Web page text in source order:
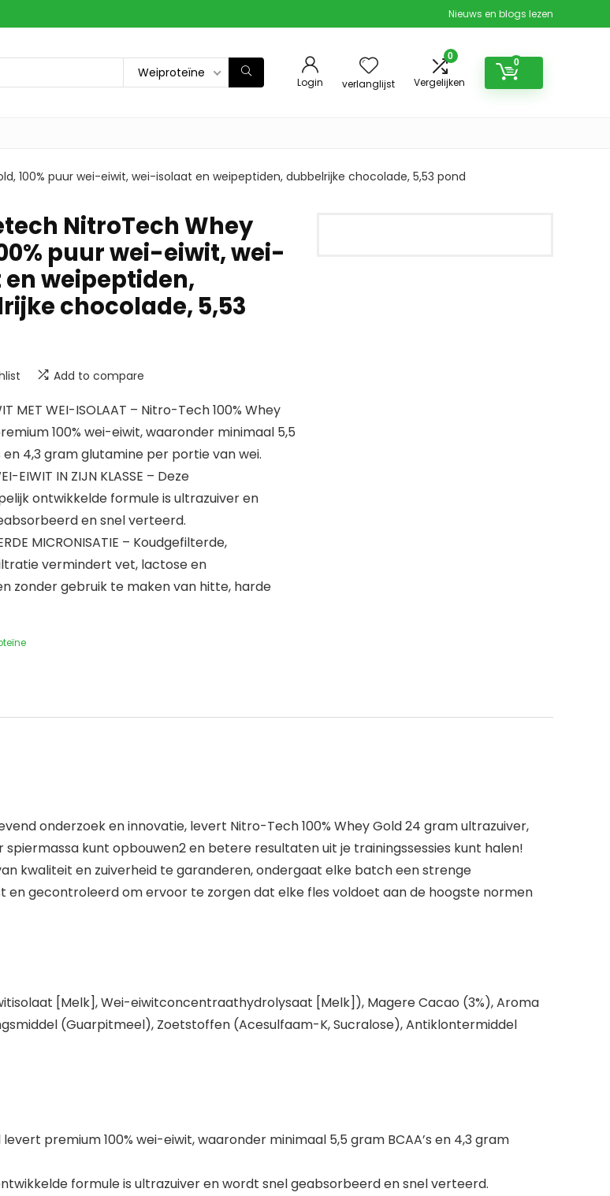
Nieuws en blogs lezen
Weiproteïne
Login verlanglijst
0
Vergelijken
0
100% puur wei-eiwit, wei-isolaat en weipeptiden, dubbelrijke chocolade, 5,53 pond
NitroTech Whey
puur wei-eiwit, wei-
weipeptiden,
chocolade, 5,53
Add to compare
MET WEI-ISOLAAT – Nitro-Tech 100% Whey
100% wei-eiwit, waaronder minimaal 5,5
en 4,3 gram glutamine per portie van wei.
EIWIT IN ZIJN KLASSE – Deze
ontwikkelde formule is ultrazuiver en
en snel verteerd.
MICRONISATIE – Koudgefilterde,
vermindert vet, lactose en
zonder gebruik te maken van hitte, harde
onderzoek en innovatie, levert Nitro-Tech 100% Whey Gold 24 gram ultrazuiver,
kunt opbouwen2 en betere resultaten uit je trainingssessies kunt halen!
van kwaliteit en zuiverheid te garanderen, ondergaat elke batch een strenge
gecontroleerd om ervoor te zorgen dat elke fles voldoet aan de hoogste normen
[Melk], Wei-eiwitconcentraathydrolysaat [Melk]), Magere Cacao (3%), Aroma
(Guarpitmeel), Zoetstoffen (Acesulfaam-K, Sucralose), Antiklontermiddel
levert premium 100% wei-eiwit, waaronder minimaal 5,5 gram BCAA’s en 4,3 gram
ontwikkelde formule is ultrazuiver en wordt snel geabsorbeerd en snel verteerd.